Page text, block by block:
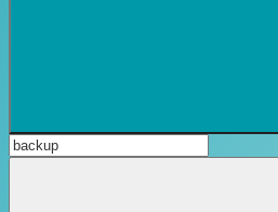
öffnen
Suchen
nach: